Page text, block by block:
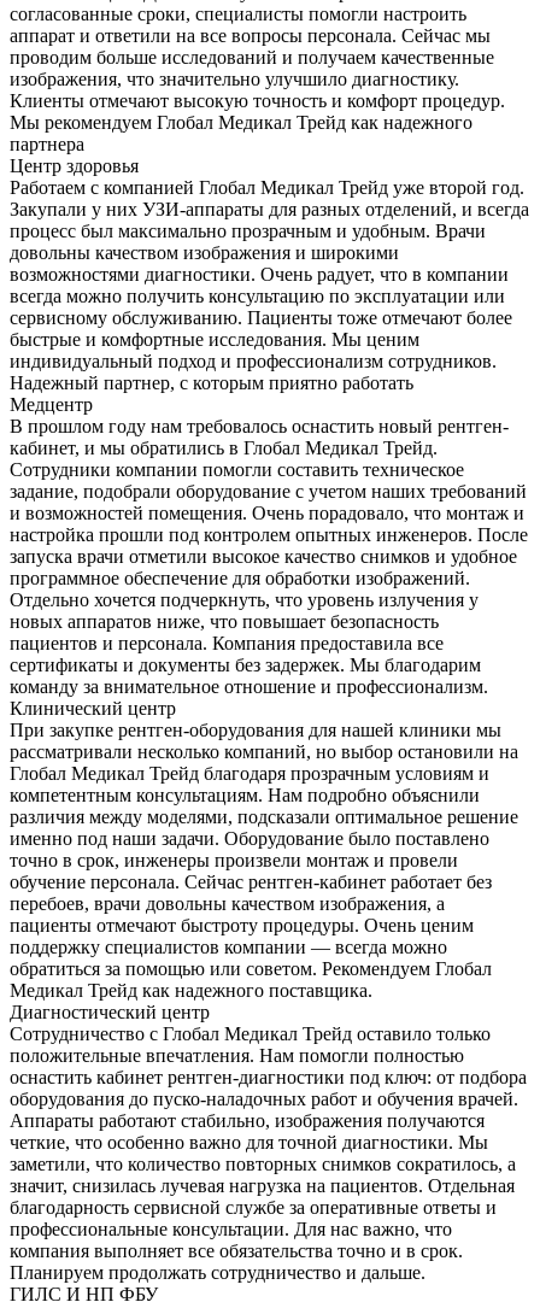
согласованные сроки, специалисты помогли настроить
аппарат и ответили на все вопросы персонала. Сейчас мы
проводим больше исследований и получаем качественные
изображения, что значительно улучшило диагностику.
Клиенты отмечают высокую точность и комфорт процедур.
Мы рекомендуем Глобал Медикал Трейд как надежного
партнера
Центр здоровья
Работаем с компанией Глобал Медикал Трейд уже второй год.
Закупали у них УЗИ-аппараты для разных отделений, и всегда
процесс был максимально прозрачным и удобным. Врачи
довольны качеством изображения и широкими
возможностями диагностики. Очень радует, что в компании
всегда можно получить консультацию по эксплуатации или
сервисному обслуживанию. Пациенты тоже отмечают более
быстрые и комфортные исследования. Мы ценим
индивидуальный подход и профессионализм сотрудников.
Надежный партнер, с которым приятно работать
Медцентр
В прошлом году нам требовалось оснастить новый рентген-
кабинет, и мы обратились в Глобал Медикал Трейд.
Сотрудники компании помогли составить техническое
задание, подобрали оборудование с учетом наших требований
и возможностей помещения. Очень порадовало, что монтаж и
настройка прошли под контролем опытных инженеров. После
запуска врачи отметили высокое качество снимков и удобное
программное обеспечение для обработки изображений.
Отдельно хочется подчеркнуть, что уровень излучения у
новых аппаратов ниже, что повышает безопасность
пациентов и персонала. Компания предоставила все
сертификаты и документы без задержек. Мы благодарим
команду за внимательное отношение и профессионализм.
Клинический центр
При закупке рентген-оборудования для нашей клиники мы
рассматривали несколько компаний, но выбор остановили на
Глобал Медикал Трейд благодаря прозрачным условиям и
компетентным консультациям. Нам подробно объяснили
различия между моделями, подсказали оптимальное решение
именно под наши задачи. Оборудование было поставлено
точно в срок, инженеры произвели монтаж и провели
обучение персонала. Сейчас рентген-кабинет работает без
перебоев, врачи довольны качеством изображения, а
пациенты отмечают быстроту процедуры. Очень ценим
поддержку специалистов компании — всегда можно
обратиться за помощью или советом. Рекомендуем Глобал
Медикал Трейд как надежного поставщика.
Диагностический центр
Сотрудничество с Глобал Медикал Трейд оставило только
положительные впечатления. Нам помогли полностью
оснастить кабинет рентген-диагностики под ключ: от подбора
оборудования до пуско-наладочных работ и обучения врачей.
Аппараты работают стабильно, изображения получаются
четкие, что особенно важно для точной диагностики. Мы
заметили, что количество повторных снимков сократилось, а
значит, снизилась лучевая нагрузка на пациентов. Отдельная
благодарность сервисной службе за оперативные ответы и
профессиональные консультации. Для нас важно, что
компания выполняет все обязательства точно и в срок.
Планируем продолжать сотрудничество и дальше.
ГИЛС И НП ФБУ